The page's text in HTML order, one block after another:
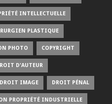
INTELLECTUELLE
PLASTIQUE
PHOTO COPYRIGHT
D'AUTEUR
DROIT IMAGE DROIT PÉNAL
PROPRIÉTÉ INDUSTRIELLE